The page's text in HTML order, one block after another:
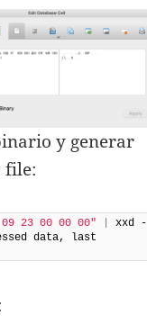
y generar
file:
23 00 00 00"
xxd -
data, last